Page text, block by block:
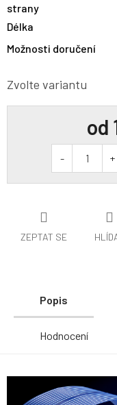
Zvolte variantu
strany
Délka
Možnosti doručení
ZEPTAT SE
od
Popis
Hodnocení